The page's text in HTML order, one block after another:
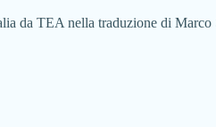
da TEA nella traduzione di Marco